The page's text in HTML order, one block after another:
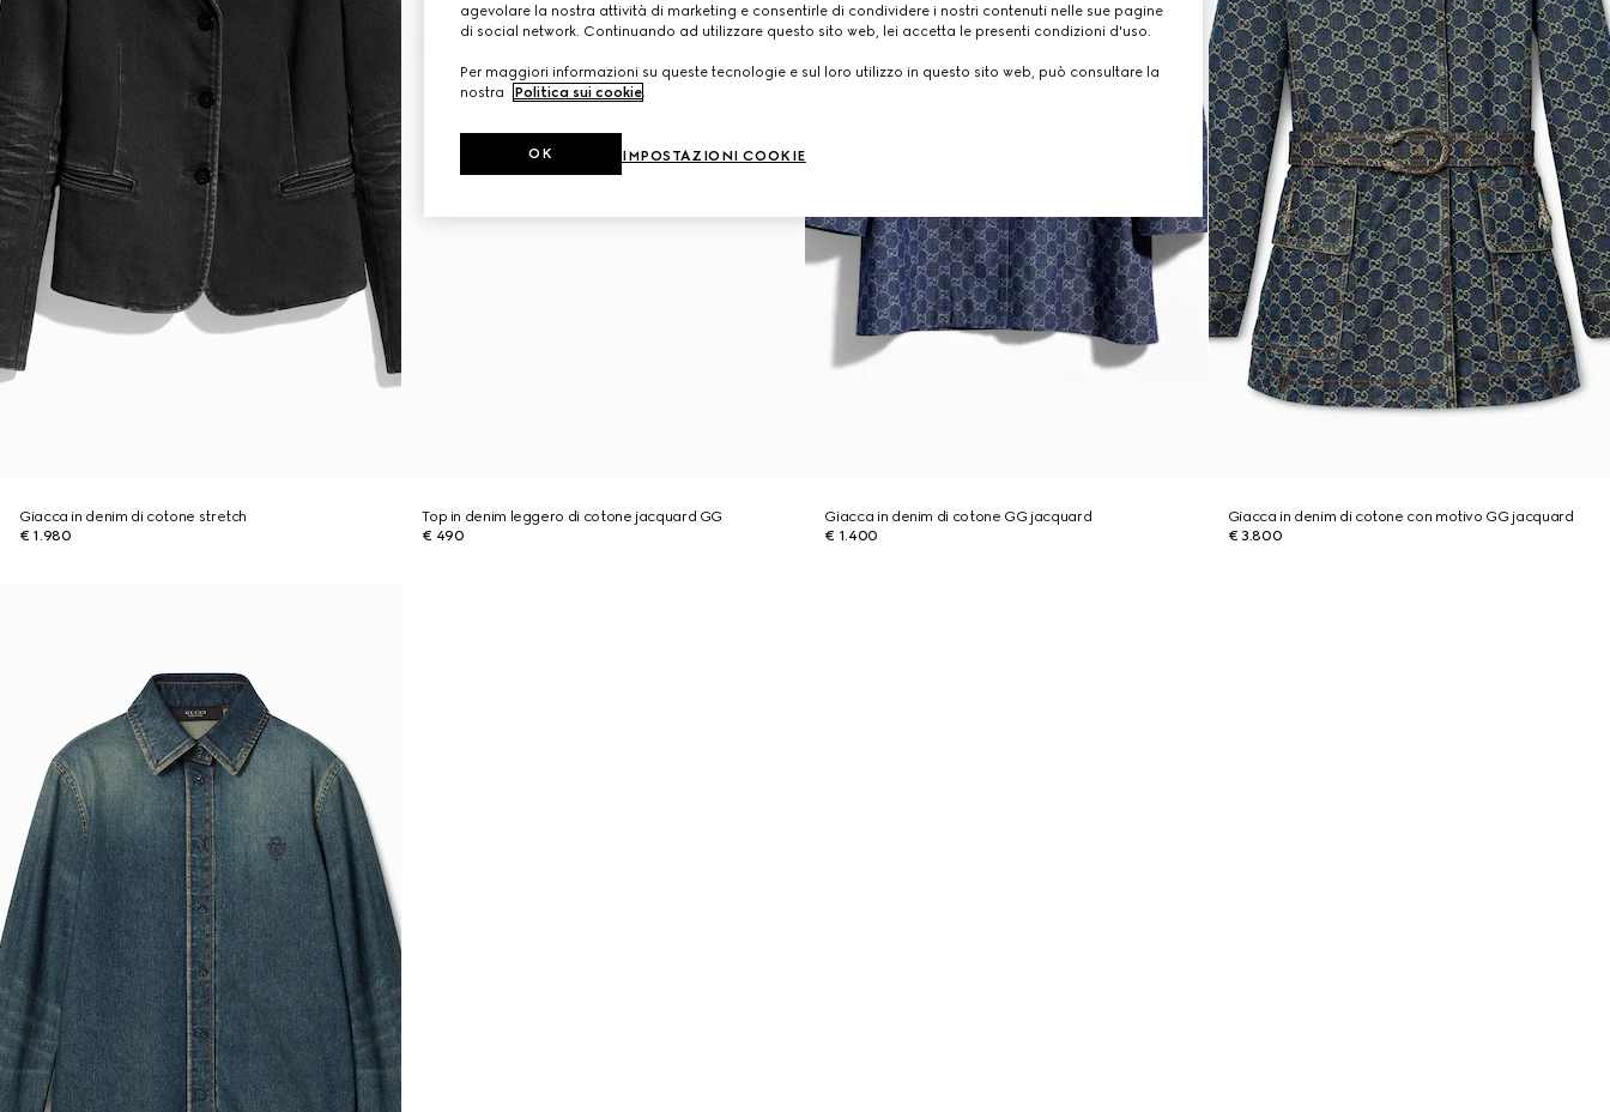
Giacca in denim di cotone stretch
€ 1.980
Top in denim leggero di cotone jacquard GG
€ 490
Giacca in denim di cotone GG jacquard
€ 1.400
Giacca in denim di cotone con motivo GG jacquard
€ 3.800
agevolare la nostra attività di marketing e consentirle di condividere i nostri contenuti nelle sue pagine
di social network. Continuando ad utilizzare questo sito web, lei accetta le presenti condizioni d'uso.
Per maggiori informazioni su queste tecnologie e sul loro utilizzo in questo sito web, può consultare la
nostra
Politica sui cookie
IMPOSTAZIONI COOKIE
OK